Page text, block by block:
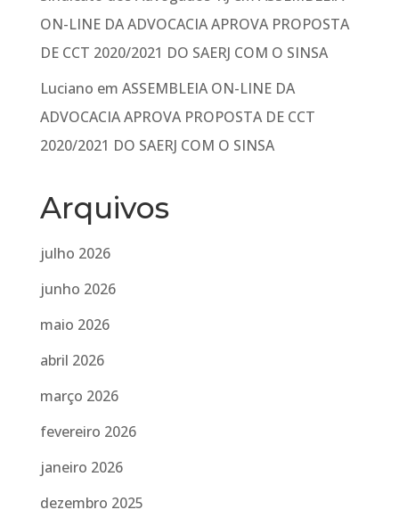
ON-LINE DA ADVOCACIA APROVA PROPOSTA
DE CCT 2020/2021 DO SAERJ COM O SINSA
Luciano em ASSEMBLEIA ON-LINE DA
ADVOCACIA APROVA PROPOSTA DE CCT
2020/2021 DO SAERJ COM O SINSA
Arquivos
julho 2026
junho 2026
maio 2026
abril 2026
março 2026
fevereiro 2026
janeiro 2026
dezembro 2025